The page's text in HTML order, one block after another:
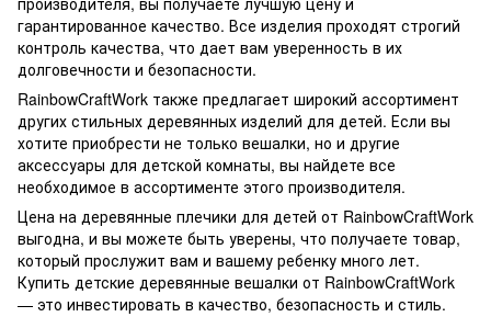
гарантированное качество. Все изделия проходят строгий
контроль качества, что дает вам уверенность в их
долговечности и безопасности.
RainbowCraftWork также предлагает широкий ассортимент
других стильных деревянных изделий для детей. Если вы
хотите приобрести не только вешалки, но и другие
аксессуары для детской комнаты, вы найдете все
необходимое в ассортименте этого производителя.
Цена на деревянные плечики для детей от RainbowCraftWork
выгодна, и вы можете быть уверены, что получаете товар,
который прослужит вам и вашему ребенку много лет.
Купить детские деревянные вешалки от RainbowCraftWork
— это инвестировать в качество, безопасность и стиль.